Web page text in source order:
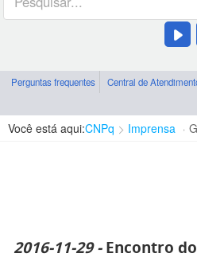
Perguntas frequentes Central de
Você está aqui:CNPq Imprensa
2016-11-29 -Encontro